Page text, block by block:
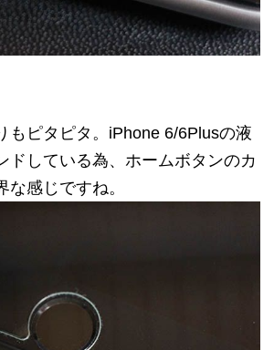
もピタピタ。iPhone 6/6Plusの液
ドしている為、ホームボタンのカ
な感じですね。